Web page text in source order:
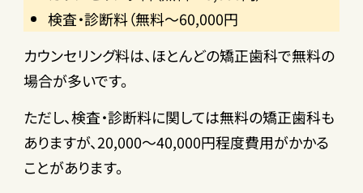
検査・診断料（無料～60,000円
カウンセリング料は、ほとんどの矯正歯科で無料の
場合が多いです。
ただし、検査・診断料に関しては無料の矯正歯科も
ありますが、20,000～40,000円程度費用がかかる
ことがあります。